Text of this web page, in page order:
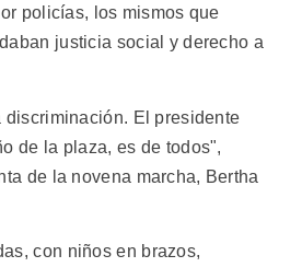
policías, los mismos que
justicia social y derecho a
discriminación. El presidente
de la plaza, es de todos",
de la novena marcha, Bertha
con niños en brazos,